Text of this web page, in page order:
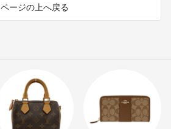
ページの上へ戻る